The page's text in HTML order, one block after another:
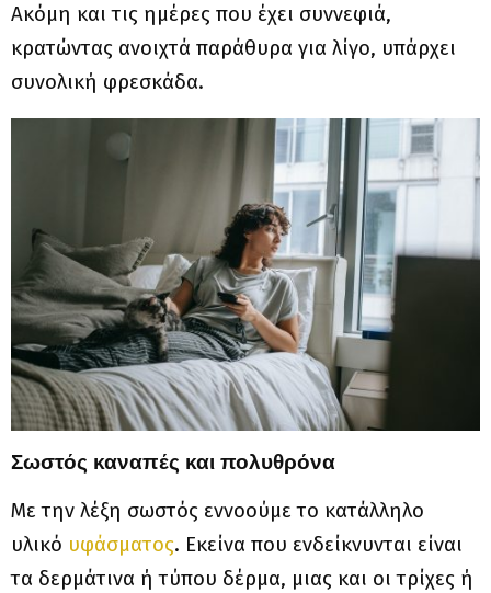
Ακόμη και τις ημέρες που έχει συννεφιά,
κρατώντας ανοιχτά παράθυρα για λίγο, υπάρχει
συνολική φρεσκάδα.
Σωστός καναπές και πολυθρόνα
Με την λέξη σωστός εννοούμε το κατάλληλο
υλικό υφάσματος. Εκείνα που ενδείκνυνται είναι
τα δερμάτινα ή τύπου δέρμα, μιας και οι τρίχες ή